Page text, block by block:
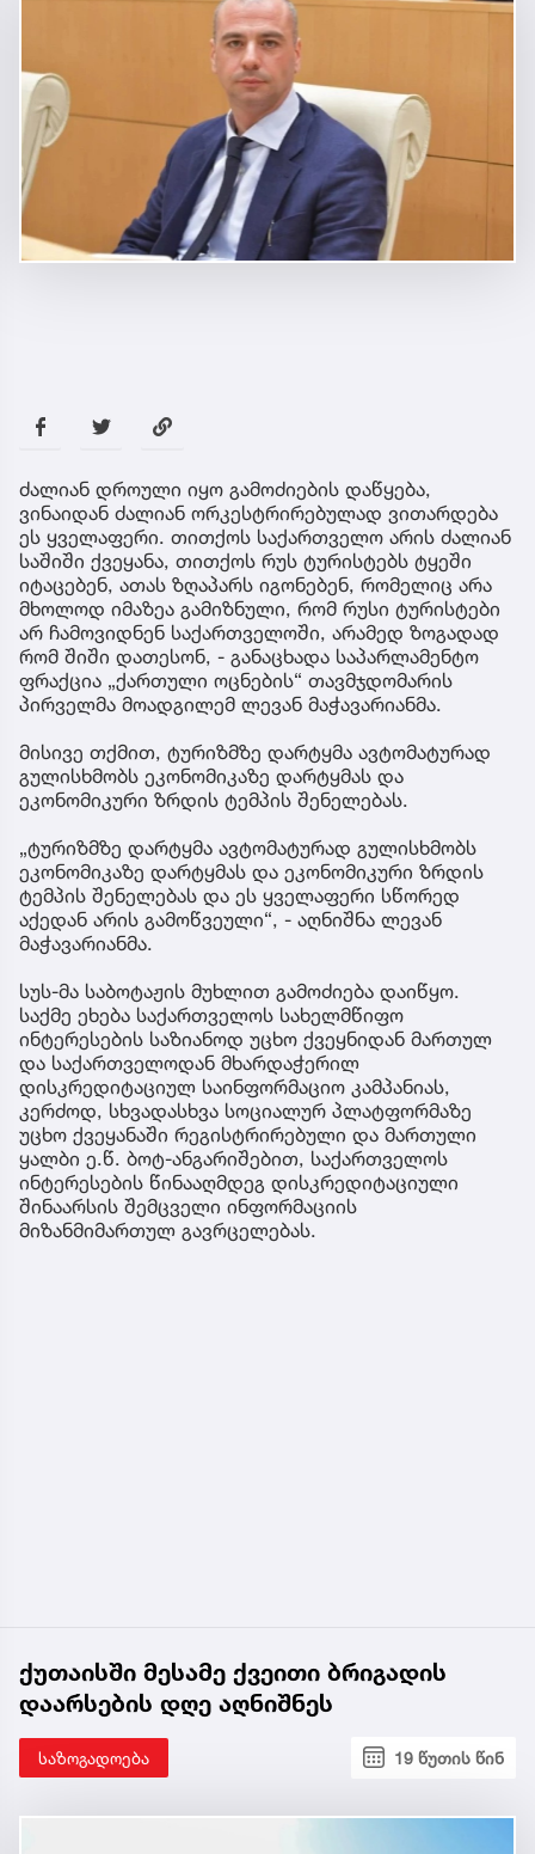
ძალიან დროული იყო გამოძიების დაწყება,
ვინაიდან ძალიან ორკესტრირებულად ვითარდება
ეს ყველაფერი. თითქოს საქართველო არის ძალიან
საშიში ქვეყანა, თითქოს რუს ტურისტებს ტყეში
იტაცებენ, ათას ზღაპარს იგონებენ, რომელიც არა
მხოლოდ იმაზეა გამიზნული, რომ რუსი ტურისტები
არ ჩამოვიდნენ საქართველოში, არამედ ზოგადად
რომ შიში დათესონ, - განაცხადა საპარლამენტო
ფრაქცია „ქართული ოცნების“ თავმჯდომარის
პირველმა მოადგილემ ლევან მაჭავარიანმა.
მისივე თქმით, ტურიზმზე დარტყმა ავტომატურად
გულისხმობს ეკონომიკაზე დარტყმას და
ეკონომიკური ზრდის ტემპის შენელებას.
„ტურიზმზე დარტყმა ავტომატურად გულისხმობს
ეკონომიკაზე დარტყმას და ეკონომიკური ზრდის
ტემპის შენელებას და ეს ყველაფერი სწორედ
აქედან არის გამოწვეული“, - აღნიშნა ლევან
მაჭავარიანმა.
სუს-მა საბოტაჟის მუხლით გამოძიება დაიწყო.
საქმე ეხება საქართველოს სახელმწიფო
ინტერესების საზიანოდ უცხო ქვეყნიდან მართულ
და საქართველოდან მხარდაჭერილ
დისკრედიტაციულ საინფორმაციო კამპანიას,
კერძოდ, სხვადასხვა სოციალურ პლატფორმაზე
უცხო ქვეყანაში რეგისტრირებული და მართული
ყალბი ე.წ. ბოტ-ანგარიშებით, საქართველოს
ინტერესების წინააღმდეგ დისკრედიტაციული
შინაარსის შემცველი ინფორმაციის
მიზანმიმართულ გავრცელებას.
ქუთაისში მესამე ქვეითი ბრიგადის
დაარსების დღე აღნიშნეს
საზოგადოება 19 წუთის წინ